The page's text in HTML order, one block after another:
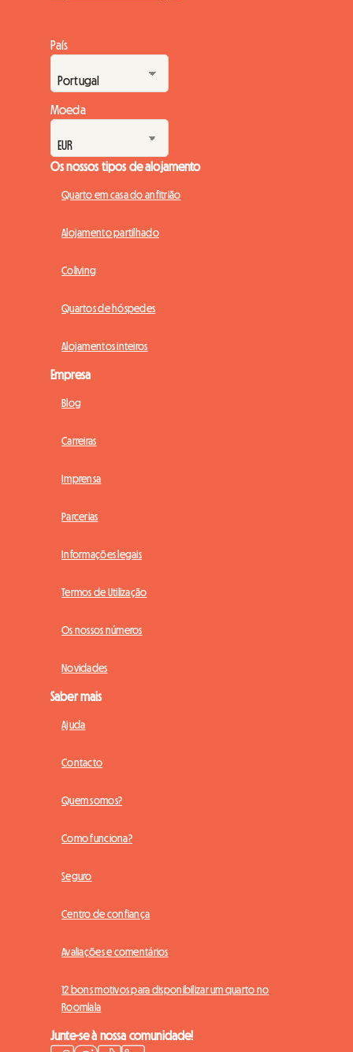
País
Moeda
Os nossos tipos de alojamento
Quarto em casa do anfitrião
Alojamento partilhado
Coliving
Quartos de hóspedes
Alojamentos inteiros
Empresa
Blog
Carreiras
Imprensa
Parcerias
Informações legais
Termos de Utilização
Os nossos números
Novidades
Saber mais
Ajuda
Contacto
Quem somos?
Como funciona?
Seguro
Centro de confiança
Avaliações e comentários
12 bons motivos para disponibilizar um quarto no
Roomlala
Junte-se à nossa comunidade!